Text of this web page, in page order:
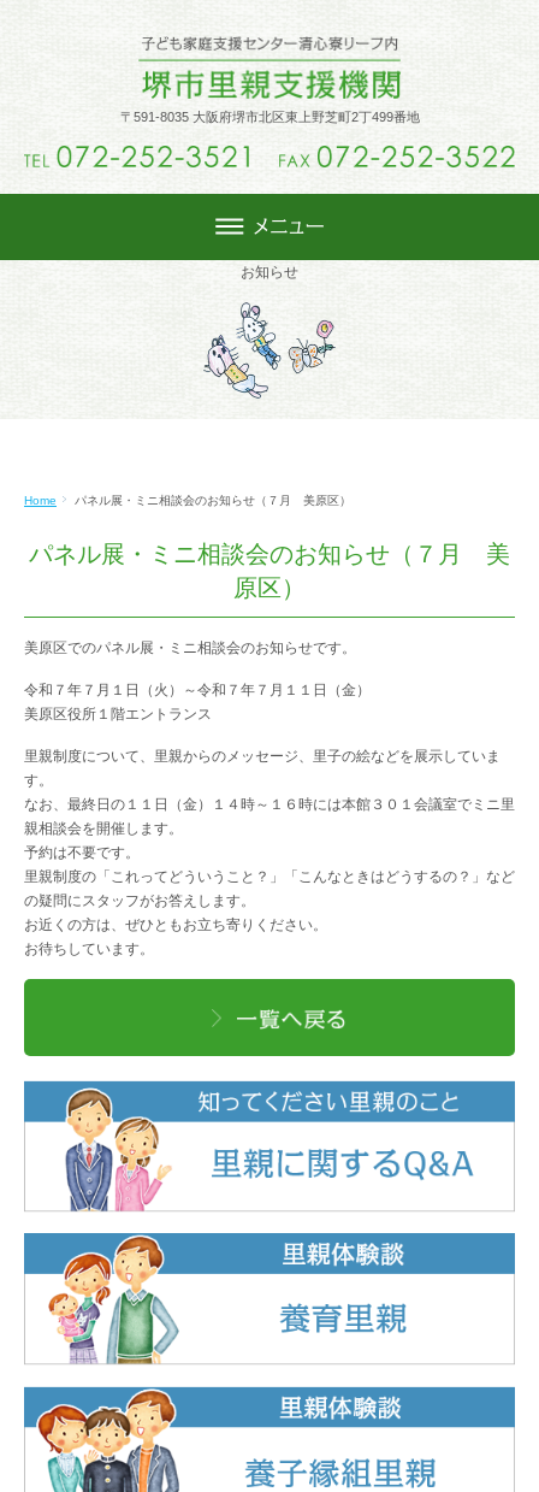
〒591-8035 大阪府堺市北区東上野芝町2丁499番地
お知らせ
Home パネル展・ミニ相談会のお知らせ（７月 美原区）
パネル展・ミニ相談会のお知らせ（７月 美
原区）
美原区でのパネル展・ミニ相談会のお知らせです。
令和７年７月１日（火）～令和７年７月１１日（金）
美原区役所１階エントランス
里親制度について、里親からのメッセージ、里子の絵などを展示していま
す。
なお、最終日の１１日（金）１４時～１６時には本館３０１会議室でミニ里
親相談会を開催します。
予約は不要です。
里親制度の「これってどういうこと？」「こんなときはどうするの？」など
の疑問にスタッフがお答えします。
お近くの方は、ぜひともお立ち寄りください。
お待ちしています。
トップ
里親制度
里親になるには
週末里親
問い合わせ・申し込み